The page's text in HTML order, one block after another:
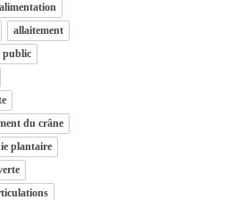
alimentation
allaitement
public
du crâne
plantaire